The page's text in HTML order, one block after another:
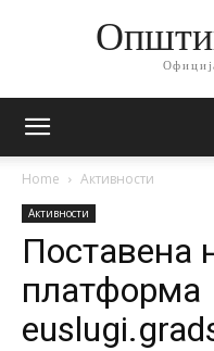
Home Активности
Активности
Поставена
платформа